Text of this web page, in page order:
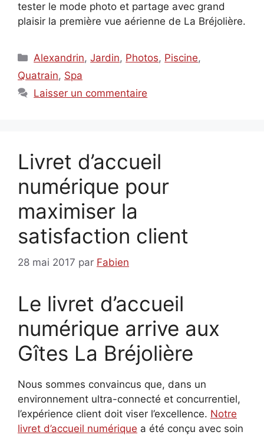
tester le mode photo et partage avec grand
plaisir la première vue aérienne de La Bréjolière.
Catégories
Alexandrin,Jardin, Photos, Piscine,
Quatrain, Spa
Laisser un commentaire
Livret d’accueil
numérique pour
maximiser la
satisfaction client
28 mai 2017 par Fabien
Le livret d’accueil
numérique arrive aux
Gîtes La Bréjolière
Nous sommes convaincus que, dans un
environnement ultra-connecté et concurrentiel,
l’expérience client doit viser l’excellence. Notre
livret d’accueil numérique a été conçu avec soin